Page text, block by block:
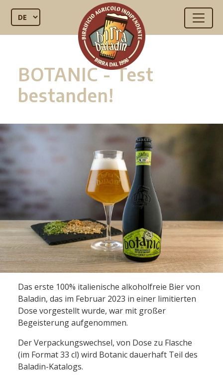
BOTANIC - Test
bestanden!
Das erste 100% italienische alkoholfreie Bier von
Baladin, das im Februar 2023 in einer limitierten
Dose vorgestellt wurde, war mit großer
Begeisterung aufgenommen.
Der Verpackungswechsel, von Dose zu Flasche
(im Format 33 cl) wird Botanic dauerhaft Teil des
Baladin-Katalogs.